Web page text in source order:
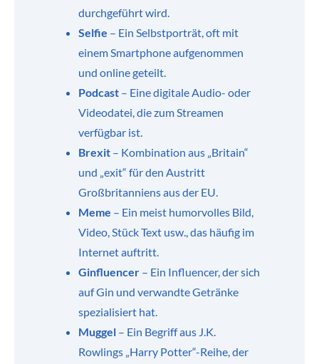
durchgeführt wird.
Selfie – Ein Selbstporträt, oft mit
einem Smartphone aufgenommen
und online geteilt.
Podcast – Eine digitale Audio- oder
Videodatei, die zum Streamen
verfügbar ist.
Brexit – Kombination aus „Britain“
und „exit“ für den Austritt
Großbritanniens aus der EU.
Meme – Ein meist humorvolles Bild,
Video, Stück Text usw., das häufig im
Internet auftritt.
Ginfluencer – Ein Influencer, der sich
auf Gin und verwandte Getränke
spezialisiert hat.
Muggel – Ein Begriff aus J.K.
Rowlings „Harry Potter“-Reihe, der